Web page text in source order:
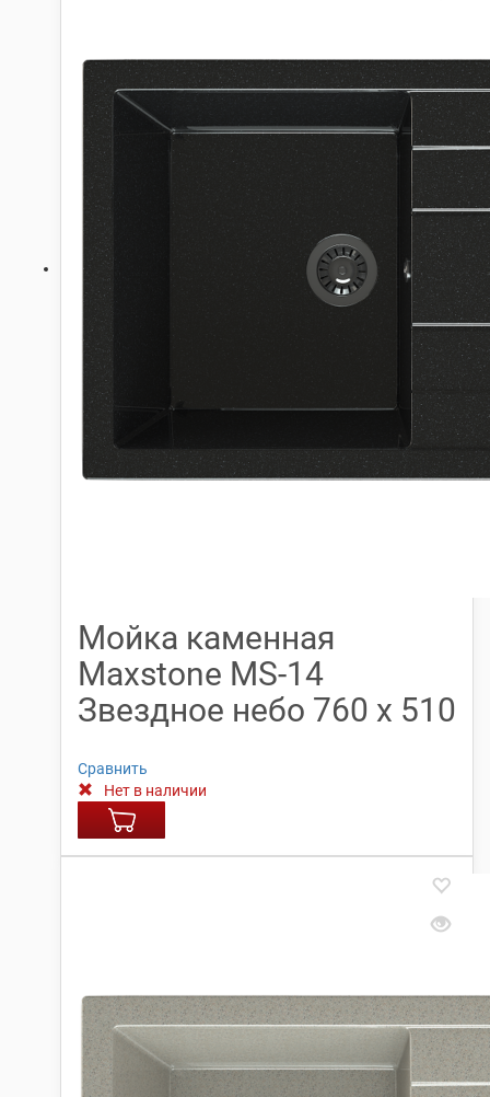
Мойка каменная
Maxstone МS-14
Звездное небо 760 х 510
Сравнить
Нет в наличии